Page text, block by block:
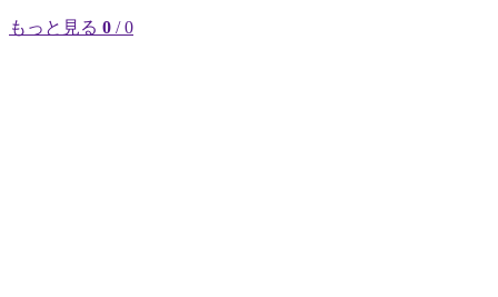
もっと見る 0 / 0